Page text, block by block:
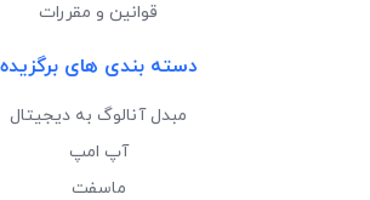
قوانین و مقررات
دسته بندی های برگزیده
مبدل آنالوگ به دیجیتال
آپ امپ
ماسفت